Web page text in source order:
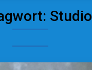
Studio